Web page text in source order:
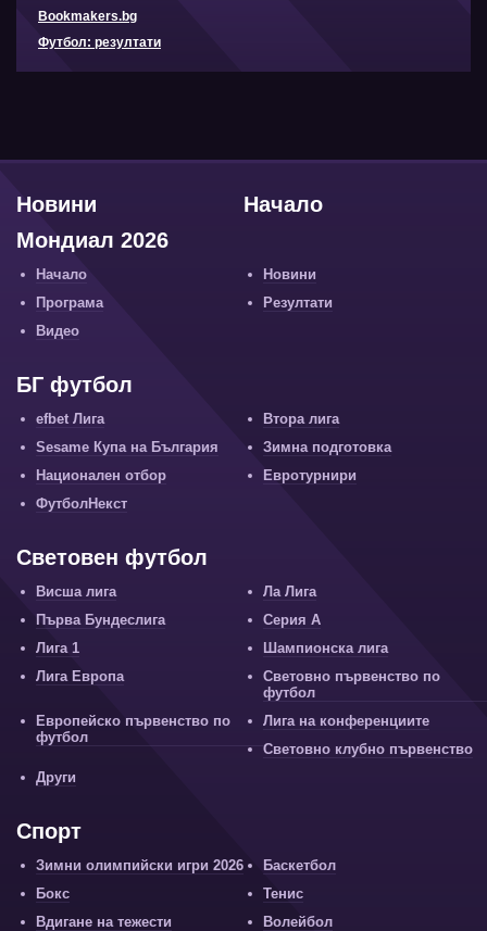
Bookmakers.bg
Футбол: резултати
Начало
Новини
Мондиал 2026
Начало
Новини
Програма
Резултати
Видео
БГ футбол
efbet Лига
Втора лига
Sesame Купа на България
Зимна подготовка
Национален отбор
Евротурнири
ФутболНекст
Световен футбол
Висша лига
Ла Лига
Първа Бундеслига
Серия А
Лига 1
Шампионска лига
Лига Европа
Световно първенство по
футбол
Европейско първенство по
футбол
Лига на конференциите
Световно клубно първенство
Други
Спорт
Зимни олимпийски игри 2026
Баскетбол
Бокс
Тенис
Вдигане на тежести
Волейбол